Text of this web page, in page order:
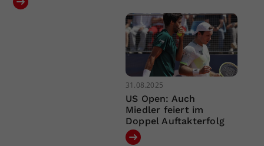
31.08.2025
US Open: Auch
Miedler feiert im
Doppel Auftakterfolg